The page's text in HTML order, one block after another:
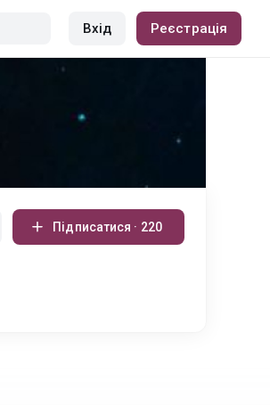
Вхід Реєстрація
Підписатися · 220